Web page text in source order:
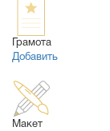
Грамота
Добавить
Макет